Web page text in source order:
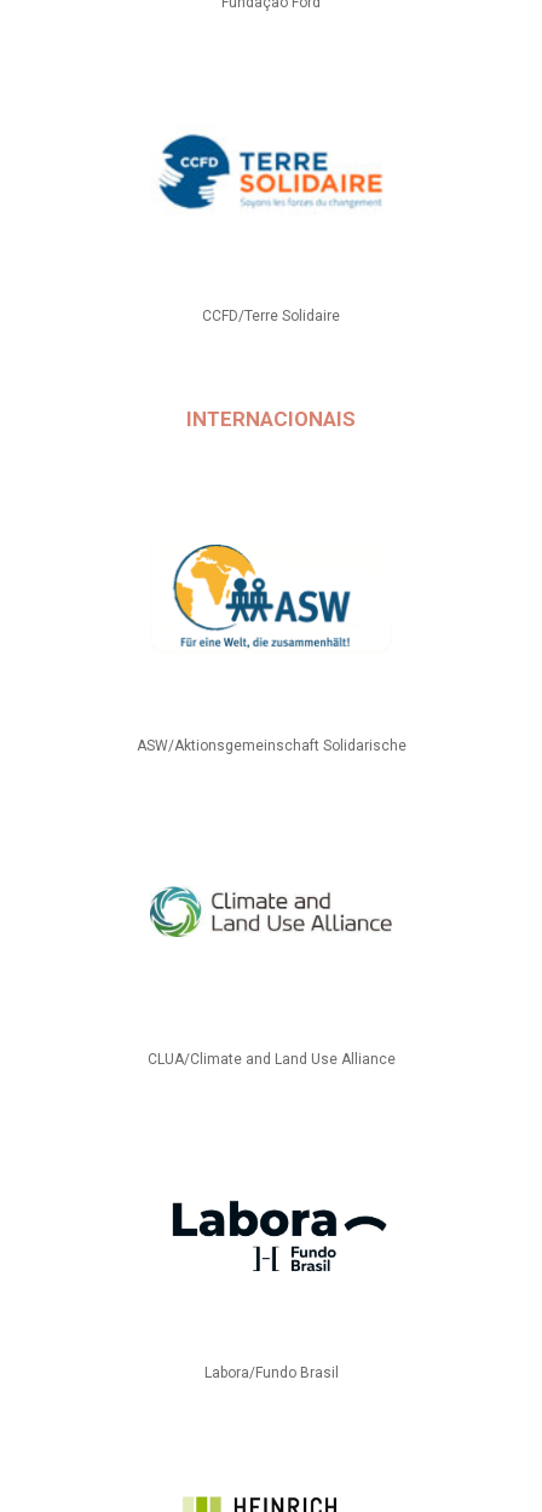
CCFD/Terre Solidaire
INTERNACIONAIS
ASW/Aktionsgemeinschaft Solidarische
CLUA/Climate and Land Use Alliance
Labora/Fundo Brasil